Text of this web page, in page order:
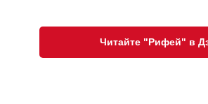
Читайте "Рифей" в